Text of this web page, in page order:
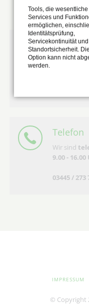
Telefon
Wir sind
9.00 - 16.00
03445 / 273
IMPRESSUM
© Copyright
Tools, die wesentliche
Services und
ermöglichen,
Identitätsprüfung,
Servicekontinuität und
Standortsicherheit.
Option kann nicht
werden.